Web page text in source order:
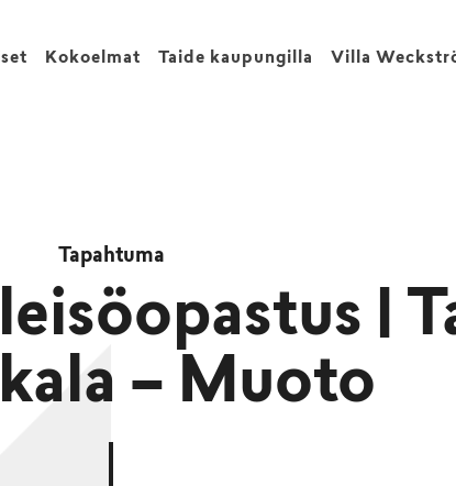
Kokoelmat Taide kaupungilla Villa
Tapahtuma
|
– Muoto